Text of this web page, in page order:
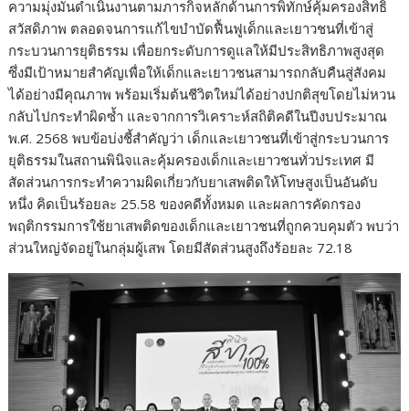
ความมุ่งมั่นดำเนินงานตามภารกิจหลักด้านการพิทักษ์คุ้มครองสิทธิ
สวัสดิภาพ ตลอดจนการแก้ไขบำบัดฟื้นฟูเด็กและเยาวชนที่เข้าสู่
กระบวนการยุติธรรม เพื่อยกระดับการดูแลให้มีประสิทธิภาพสูงสุด
ซึ่งมีเป้าหมายสำคัญเพื่อให้เด็กและเยาวชนสามารถกลับคืนสู่สังคม
ได้อย่างมีคุณภาพ พร้อมเริ่มต้นชีวิตใหม่ได้อย่างปกติสุขโดยไม่หวน
กลับไปกระทำผิดซ้ำ และจากการวิเคราะห์สถิติคดีในปีงบประมาณ
พ.ศ. 2568 พบข้อบ่งชี้สำคัญว่า เด็กและเยาวชนที่เข้าสู่กระบวนการ
ยุติธรรมในสถานพินิจและคุ้มครองเด็กและเยาวชนทั่วประเทศ มี
สัดส่วนการกระทำความผิดเกี่ยวกับยาเสพติดให้โทษสูงเป็นอันดับ
หนึ่ง คิดเป็นร้อยละ 25.58 ของคดีทั้งหมด และผลการคัดกรอง
พฤติกรรมการใช้ยาเสพติดของเด็กและเยาวชนที่ถูกควบคุมตัว พบว่า
ส่วนใหญ่จัดอยู่ในกลุ่มผู้เสพ โดยมีสัดส่วนสูงถึงร้อยละ 72.18